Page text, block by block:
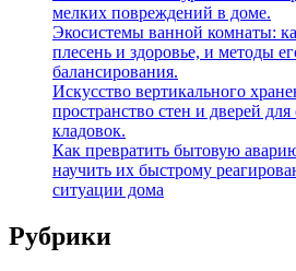
мелких повреждений в доме.
Экосистемы ванной комнаты:
плесень и здоровье, и методы
балансирования.
Искусство вертикального
пространство стен и дверей
кладовок.
Как превратить бытовую
научить их быстрому
ситуации дома
Рубрики